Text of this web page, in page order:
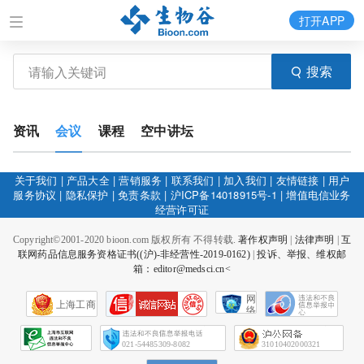
搜索
打开APP
资讯 会议 课程 空中讲坛
关于我们 | 产品大全|营销服务 | 联系我们 | 加入我们 | 友情链接 | 用户
服务协议 | 隐私保护 |免责条款 | 沪ICP备14018915号-1 |增值电信业务
经营许可证
Copyright©2001-2020 bioon.com 版权所有 不得转载.著作权声明 法律声明
互
联网药品信息服务资格证书((沪)-非经营性-2019-0162)|投诉、举报、维权邮
箱：editor@medsci.cn<
上海工商
网
络
会
征
021-54485309-8082 31010402000321